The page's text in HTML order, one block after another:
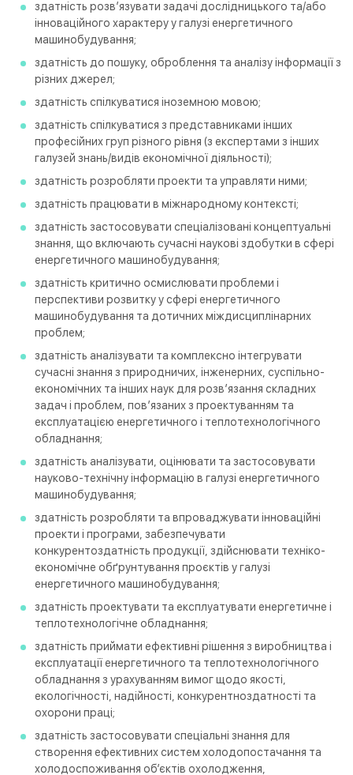
здатність розв’язувати задачі дослідницького та/або
інноваційного характеру у галузі енергетичного
машинобудування;
здатність до пошуку, оброблення та аналізу інформації з
різних джерел;
здатність спілкуватися іноземною мовою;
здатність спілкуватися з представниками інших
професійних груп різного рівня (з експертами з інших
галузей знань/видів економічної діяльності);
здатність розробляти проекти та управляти ними;
здатність працювати в міжнародному контексті;
здатність застосовувати спеціалізовані концептуальні
знання, що включають сучасні наукові здобутки в сфері
енергетичного машинобудування;
здатність критично осмислювати проблеми і
перспективи розвитку у сфері енергетичного
машинобудування та дотичних міждисциплінарних
проблем;
здатність аналізувати та комплексно інтегрувати
сучасні знання з природничих, інженерних, суспільно-
економічних та інших наук для розв’язання складних
задач і проблем, пов’язаних з проектуванням та
експлуатацією енергетичного і теплотехнологічного
обладнання;
здатність аналізувати, оцінювати та застосовувати
науково-технічну інформацію в галузі енергетичного
машинобудування;
здатність розробляти та впроваджувати інноваційні
проекти і програми, забезпечувати
конкурентоздатність продукції, здійснювати техніко-
економічне обґрунтування проєктів у галузі
енергетичного машинобудування;
здатність проектувати та експлуатувати енергетичне і
теплотехнологічне обладнання;
здатність приймати ефективні рішення з виробництва і
експлуатації енергетичного та теплотехнологічного
обладнання з урахуванням вимог щодо якості,
екологічності, надійності, конкурентноздатності та
охорони праці;
здатність застосовувати спеціальні знання для
створення ефективних систем холодопостачання та
холодоспоживання об’єктів охолодження,